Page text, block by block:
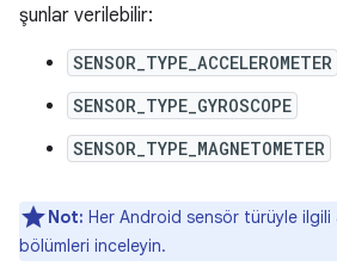
şunlar verilebilir:
SENSOR_TYPE_ACCELEROMETER
SENSOR_TYPE_GYROSCOPE
SENSOR_TYPE_MAGNETOMETER
Not: Her Android sensör türüyle ilgili
bölümleri inceleyin.